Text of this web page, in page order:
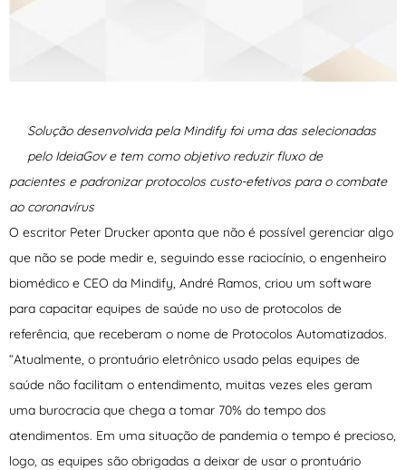
Solução desenvolvida pela Mindify foi uma das selecionadas
pelo IdeiaGov e tem como objetivo reduzir fluxo de
pacientes e padronizar protocolos custo-efetivos para o combate
ao coronavírus
O escritor Peter Drucker aponta que não é possível gerenciar algo
que não se pode medir e, seguindo esse raciocínio, o engenheiro
biomédico e CEO da Mindify, André Ramos, criou um software
para capacitar equipes de saúde no uso de protocolos de
referência, que receberam o nome de Protocolos Automatizados.
“Atualmente, o prontuário eletrônico usado pelas equipes de
saúde não facilitam o entendimento, muitas vezes eles geram
uma burocracia que chega a tomar 70% do tempo dos
atendimentos. Em uma situação de pandemia o tempo é precioso,
logo, as equipes são obrigadas a deixar de usar o prontuário